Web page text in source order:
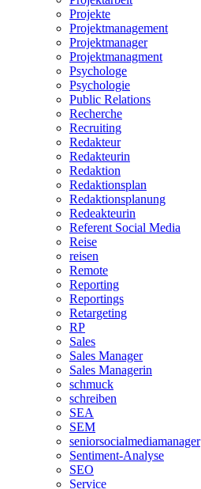
Projekte
Projektmanagement
Projektmanager
Projektmanagment
Psychologe
Psychologie
Public Relations
Recherche
Recruiting
Redakteur
Redakteurin
Redaktion
Redaktionsplan
Redaktionsplanung
Redeakteurin
Referent Social Media
Reise
reisen
Remote
Reporting
Reportings
Retargeting
RP
Sales
Sales Manager
Sales Managerin
schmuck
schreiben
SEA
SEM
seniorsocialmediamanager
Sentiment-Analyse
SEO
Service